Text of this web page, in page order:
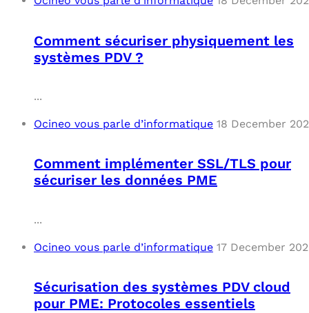
Comment sécuriser physiquement les
systèmes PDV ?
...
Ocineo vous parle d’informatique 18 December
Comment implémenter SSL/TLS pour
sécuriser les données PME
...
Ocineo vous parle d’informatique 17 December
Sécurisation des systèmes PDV cloud
pour PME: Protocoles essentiels